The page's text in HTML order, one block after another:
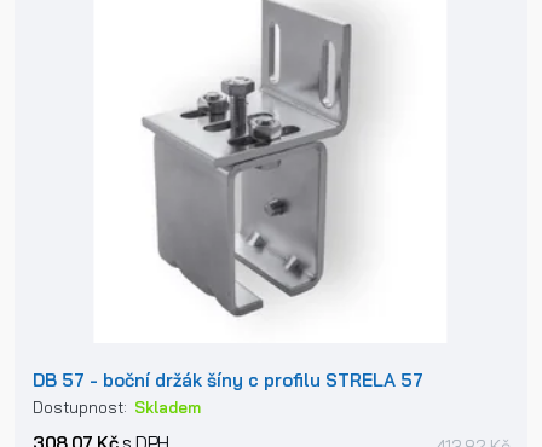
DB 57 - boční držák šíny c profilu STRELA 57
Dostupnost: Skladem